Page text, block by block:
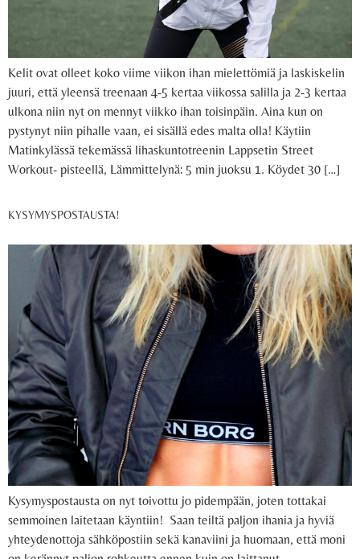
Kelit ovat olleet koko viime viikon ihan mielettömiä ja laskiskelin
juuri, että yleensä treenaan 4-5 kertaa viikossa salilla ja 2-3 kertaa
ulkona niin nyt on mennyt viikko ihan toisinpäin. Aina kun on
pystynyt niin pihalle vaan, ei sisällä edes malta olla! Käytiin
Matinkylässä tekemässä lihaskuntotreenin Lappsetin Street
Workout- pisteellä, Lämmittelynä: 5 min juoksu 1. Köydet 30 […]
KYSYMYSPOSTAUSTA!
Kysymyspostausta on nyt toivottu jo pidempään, joten tottakai
semmoinen laitetaan käyntiin! Saan teiltä paljon ihania ja hyviä
yhteydenottoja sähköpostiin sekä kanaviini ja huomaan, että moni